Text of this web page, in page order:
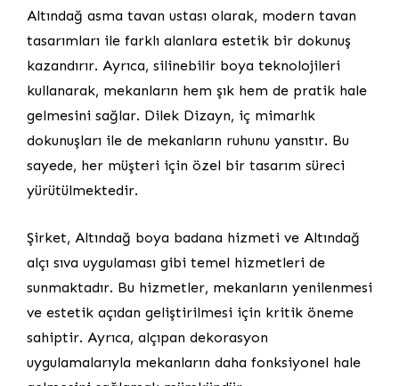
Altındağ asma tavan ustası olarak, modern tavan
tasarımları ile farklı alanlara estetik bir dokunuş
kazandırır. Ayrıca, silinebilir boya teknolojileri
kullanarak, mekanların hem şık hem de pratik hale
gelmesini sağlar. Dilek Dizayn, iç mimarlık
dokunuşları ile de mekanların ruhunu yansıtır. Bu
sayede, her müşteri için özel bir tasarım süreci
yürütülmektedir.
Şirket, Altındağ boya badana hizmeti ve Altındağ
alçı sıva uygulaması gibi temel hizmetleri de
sunmaktadır. Bu hizmetler, mekanların yenilenmesi
ve estetik açıdan geliştirilmesi için kritik öneme
sahiptir. Ayrıca, alçıpan dekorasyon
uygulamalarıyla mekanların daha fonksiyonel hale